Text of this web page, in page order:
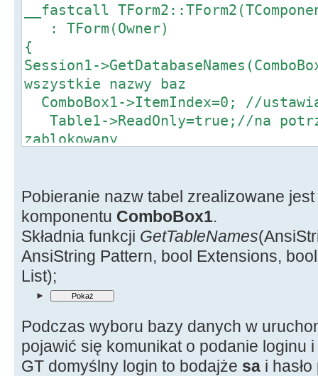
__fastcall
: TForm(Owner)
{
Session1-
wszystkie nazwy baz
ComboBox1->ItemIndex=0; //
Table1->ReadOnly=true;//na
zablokowany
--------------------
Pobieranie nazw tabel zrealizowane
komponentu ComboBox1.
Składnia funkcji GetTableNames
AnsiString Pattern, bool Extensions,
List);
►
Podczas wyboru bazy danych w
pojawić się komunikat o podanie loginu
GT domyślny login to bodajże sa i